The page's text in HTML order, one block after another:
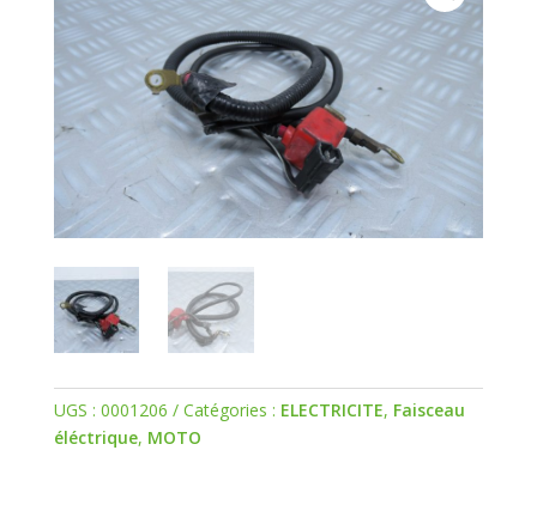
UGS : 0001206 Catégories : ELECTRICITE, Faisceau
éléctrique, MOTO